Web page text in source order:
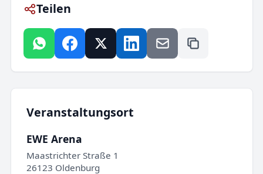
Teilen
Veranstaltungsort
EWE Arena
Maastrichter Straße 1
26123 Oldenburg